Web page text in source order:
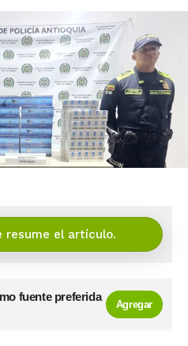
resume el artículo.
fuente preferida
Agregar